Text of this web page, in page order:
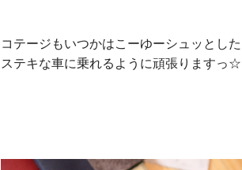
コテージもいつかはこーゆーシュッとした
ステキな車に乗れるように頑張りますっ☆